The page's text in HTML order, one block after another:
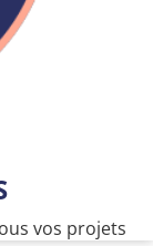
vos projets